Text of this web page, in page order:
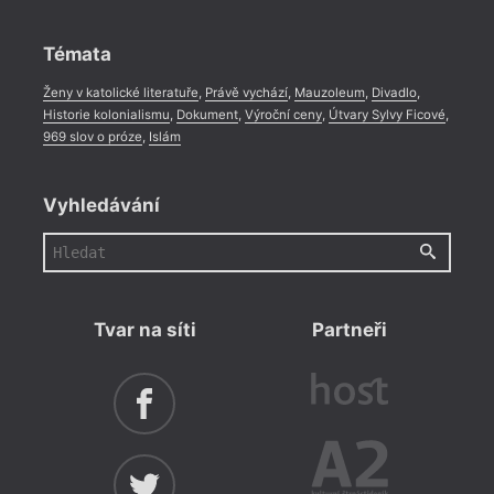
Témata
Ženy v katolické literatuře, Právě vychází, Mauzoleum, Divadlo,
Historie kolonialismu, Dokument, Výroční ceny, Útvary Sylvy Ficové,
969 slov o próze, Islám
Vyhledávání
Tvar na síti Partneři